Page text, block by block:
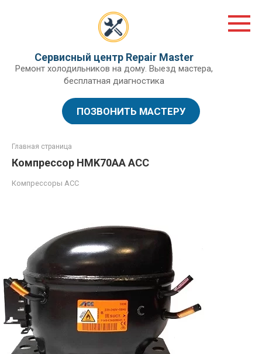
Сервисный центр Repair Master
Ремонт холодильников на дому. Выезд мастера,
бесплатная диагностика
ПОЗВОНИТЬ МАСТЕРУ
Главная страница
Компрессор HMK70AA ACC
Компрессоры ACC